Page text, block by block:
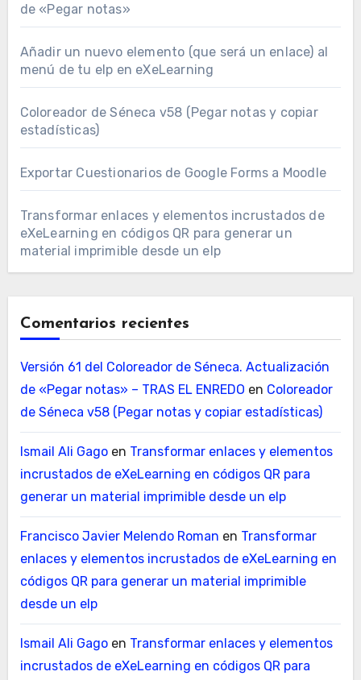
de «Pegar notas»
Añadir un nuevo elemento (que será un enlace) al
menú de tu elp en eXeLearning
Coloreador de Séneca v58 (Pegar notas y copiar
estadísticas)
Exportar Cuestionarios de Google Forms a Moodle
Transformar enlaces y elementos incrustados de
eXeLearning en códigos QR para generar un
material imprimible desde un elp
Comentarios recientes
Versión 61 del Coloreador de Séneca. Actualización
de «Pegar notas» – TRAS EL ENREDO en Coloreador
de Séneca v58 (Pegar notas y copiar estadísticas)
Ismail Ali Gagoen Transformar enlaces y elementos
incrustados de eXeLearning en códigos QR para
generar un material imprimible desde un elp
Francisco Javier Melendo Roman en Transformar
enlaces y elementos incrustados de eXeLearning en
códigos QR para generar un material imprimible
desde un elp
Ismail Ali Gagoen Transformar enlaces y elementos
incrustados de eXeLearning en códigos QR para